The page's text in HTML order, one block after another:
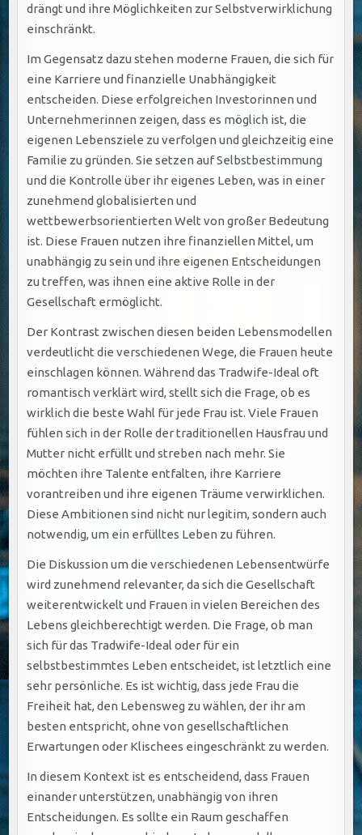
drängt und ihre Möglichkeiten zur Selbstverwirklichung
einschränkt.
Im Gegensatz dazu stehen moderne Frauen, die sich für
eine Karriere und finanzielle Unabhängigkeit
entscheiden. Diese erfolgreichen Investorinnen und
Unternehmerinnen zeigen, dass es möglich ist, die
eigenen Lebensziele zu verfolgen und gleichzeitig eine
Familie zu gründen. Sie setzen auf Selbstbestimmung
und die Kontrolle über ihr eigenes Leben, was in einer
zunehmend globalisierten und
wettbewerbsorientierten Welt von großer Bedeutung
ist. Diese Frauen nutzen ihre finanziellen Mittel, um
unabhängig zu sein und ihre eigenen Entscheidungen
zu treffen, was ihnen eine aktive Rolle in der
Gesellschaft ermöglicht.
Der Kontrast zwischen diesen beiden Lebensmodellen
verdeutlicht die verschiedenen Wege, die Frauen heute
einschlagen können. Während das Tradwife-Ideal oft
romantisch verklärt wird, stellt sich die Frage, ob es
wirklich die beste Wahl für jede Frau ist. Viele Frauen
fühlen sich in der Rolle der traditionellen Hausfrau und
Mutter nicht erfüllt und streben nach mehr. Sie
möchten ihre Talente entfalten, ihre Karriere
vorantreiben und ihre eigenen Träume verwirklichen.
Diese Ambitionen sind nicht nur legitim, sondern auch
notwendig, um ein erfülltes Leben zu führen.
Die Diskussion um die verschiedenen Lebensentwürfe
wird zunehmend relevanter, da sich die Gesellschaft
weiterentwickelt und Frauen in vielen Bereichen des
Lebens gleichberechtigt werden. Die Frage, ob man
sich für das Tradwife-Ideal oder für ein
selbstbestimmtes Leben entscheidet, ist letztlich eine
sehr persönliche. Es ist wichtig, dass jede Frau die
Freiheit hat, den Lebensweg zu wählen, der ihr am
besten entspricht, ohne von gesellschaftlichen
Erwartungen oder Klischees eingeschränkt zu werden.
In diesem Kontext ist es entscheidend, dass Frauen
einander unterstützen, unabhängig von ihren
Entscheidungen. Es sollte ein Raum geschaffen